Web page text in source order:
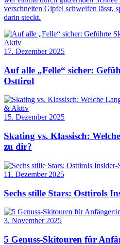
verschneiten Gipfel schweifen lässt,
darin steckt.
Aktiv
17. Dezember 2025
Auf alle „Felle“ sicher:
Osttirol
& Aktiv
15. Dezember 2025
Skating vs. Klassisch:
zu dir?
11. Dezember 2025
Sechs stille Stars: Osttirols
3. November 2025
5 Genuss-Skitouren für